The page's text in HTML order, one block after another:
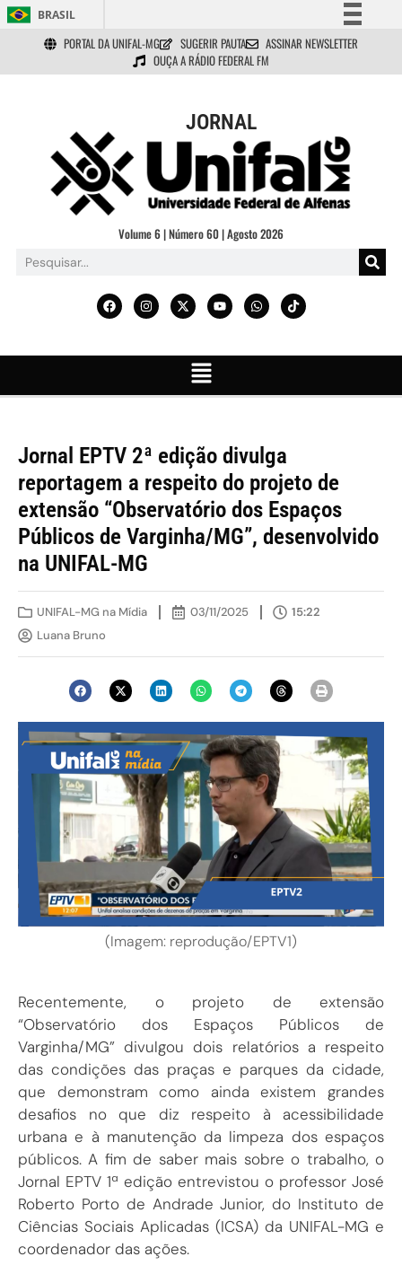
BRASIL
Simplifique!
Comunica BR
Acesso à informação
Legislação
Canais
PORTAL DA UNIFAL-MG SUGERIR PAUTA
ASSINAR NEWSLETTER
OUÇA A RÁDIO FEDERAL FM
JORNAL
Volume 6 | Número 60 | Agosto 2026
Jornal EPTV 2ª edição divulga
reportagem a respeito do projeto de
extensão “Observatório dos Espaços
Públicos de Varginha/MG”, desenvolvido
na UNIFAL-MG
UNIFAL-MG na Mídia 03/11/2025
15:22
Luana Bruno
(Imagem: reprodução/EPTV1)
Recentemente, o projeto de extensão
“Observatório dos Espaços Públicos de
Varginha/MG” divulgou dois relatórios a respeito
das condições das praças e parques da cidade,
que demonstram como ainda existem grandes
desafios no que diz respeito à acessibilidade
urbana e à manutenção da limpeza dos espaços
públicos. A fim de saber mais sobre o trabalho, o
Jornal EPTV 1ª edição entrevistou o professor José
Roberto Porto de Andrade Junior, do Instituto de
Ciências Sociais Aplicadas (ICSA) da UNIFAL-MG e
coordenador das ações.